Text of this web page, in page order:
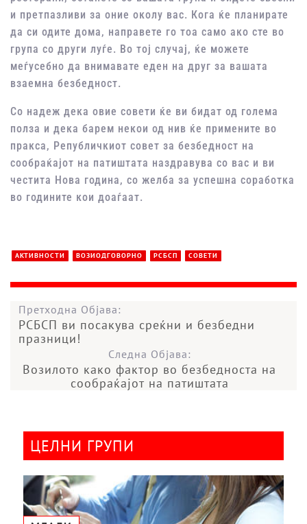
и претпазливи за оние околу вас. Кога ќе планирате
да си одите дома, направете го тоа само ако сте во
група со други луѓе. Во тој случај, ќе можете
меѓусебно да внимавате еден на друг за вашата
взаемна безбедност.
Со надеж дека овие совети ќе ви бидат од голема
полза и дека барем некои од нив ќе примените во
пракса, Републичкиот совет за безбедност на
сообраќајот на патиштата наздравува со вас и ви
честита Нова година, со желба за успешна соработка
во годините кои доаѓаат.
АКТИВНОСТИ ВОЗИОДГОВОРНО РСБСП СОВЕТИ
Претходна Објава:
РСБСП ви посакува среќни и безбедни
празници!
Следна Објава:
Возилото како фактор во безбедноста на
сообраќајот на патиштата
ЦЕЛНИ ГРУПИ